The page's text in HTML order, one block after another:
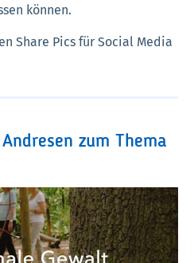
können.
Share Pics für Social Media
zum Thema